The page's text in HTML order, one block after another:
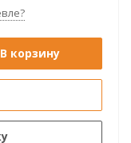
В корзину